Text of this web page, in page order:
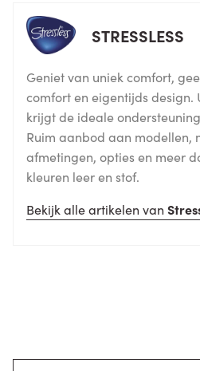
STRESSLESS
Geniet van uniek comfort,
comfort en eigentijds design.
krijgt de ideale
Ruim aanbod aan modellen,
afmetingen, opties en meer
kleuren leer en stof.
Bekijk alle artikelen van